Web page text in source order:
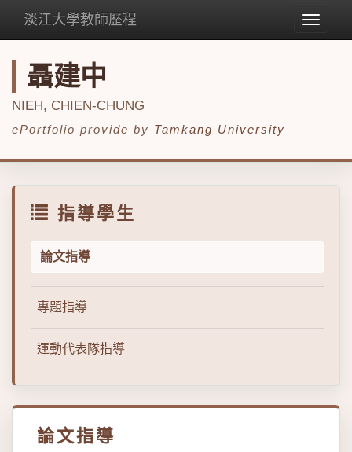
Toggle
淡江大學教師歷程
聶建中
NIEH, CHIEN-CHUNG
ePortfolio provide by Tamkang University
指導學生
論文指導
專題指導
運動代表隊指導
論文指導